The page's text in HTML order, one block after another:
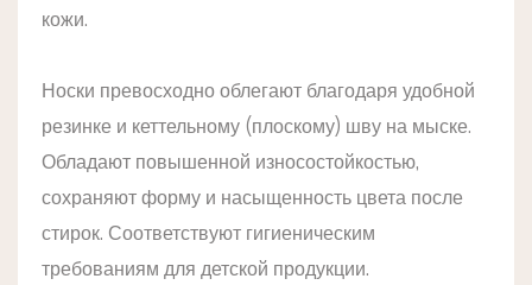
кожи.
Носки превосходно облегают благодаря удобной
резинке и кеттельному (плоскому) шву на мыске.
Обладают повышенной износостойкостью,
сохраняют форму и насыщенность цвета после
стирок. Соответствуют гигиеническим
требованиям для детской продукции.